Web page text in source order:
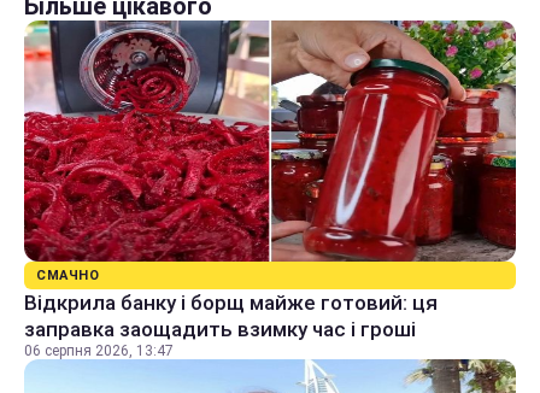
Більше цікавого
СМАЧНО
Відкрила банку і борщ майже готовий: ця
заправка заощадить взимку час і гроші
06 серпня 2026, 13:47